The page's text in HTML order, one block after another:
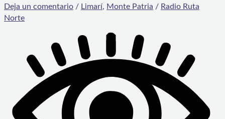
Deja un comentario / Limarí, Monte Patria / Radio Ruta
Norte